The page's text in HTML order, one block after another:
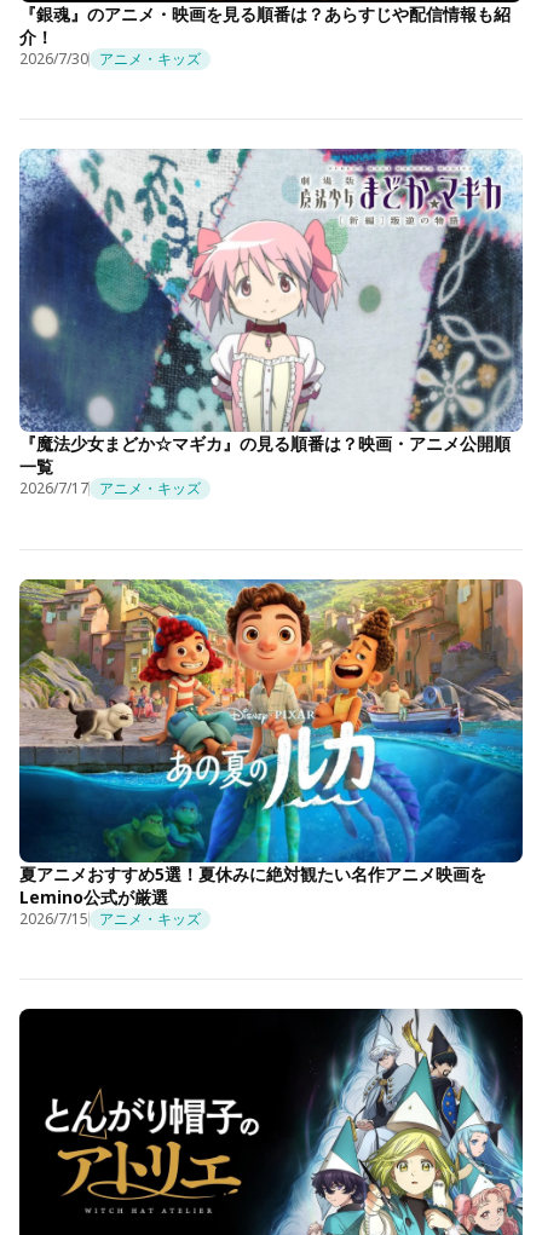
『銀魂』のアニメ・映画を見る順番は？あらすじや配信情報も紹
介！
2026/7/30 アニメ・キッズ
『魔法少女まどか☆マギカ』の見る順番は？映画・アニメ公開順
一覧
2026/7/17 アニメ・キッズ
夏アニメおすすめ5選！夏休みに絶対観たい名作アニメ映画を
Lemino公式が厳選
2026/7/15 アニメ・キッズ